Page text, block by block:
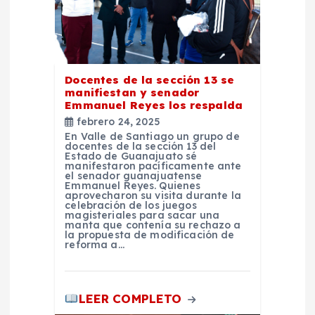
Docentes de la sección 13 se
manifiestan y senador
Emmanuel Reyes los respalda
febrero 24, 2025
En Valle de Santiago un grupo de
docentes de la sección 13 del
Estado de Guanajuato sé
manifestaron pacíficamente ante
el senador guanajuatense
Emmanuel Reyes. Quienes
aprovecharon su visita durante la
celebración de los juegos
magisteriales para sacar una
manta que contenía su rechazo a
la propuesta de modificación de
reforma a…
LEER COMPLETO